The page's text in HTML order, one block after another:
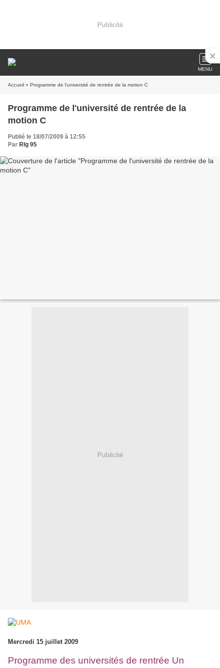
Publicité
MENU
Accueil » Programme de l'université de rentrée de la motion C
Programme de l'université de rentrée de la
motion C
Publié le 18/07/2009 à 12:55
Par Rlg 95
Publicité
Mercredi 15 juillet 2009
Programme des universités de rentrée Un